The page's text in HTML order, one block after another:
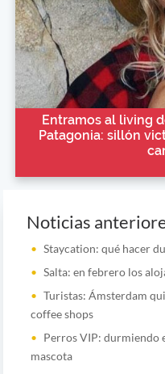
Entramos al living
Patagonia: sillón
Noticias
Staycation: qué hacer
Salta: en febrero los
Turistas: Ámsterdam
coffee shops
Perros VIP: durmiendo
mascota